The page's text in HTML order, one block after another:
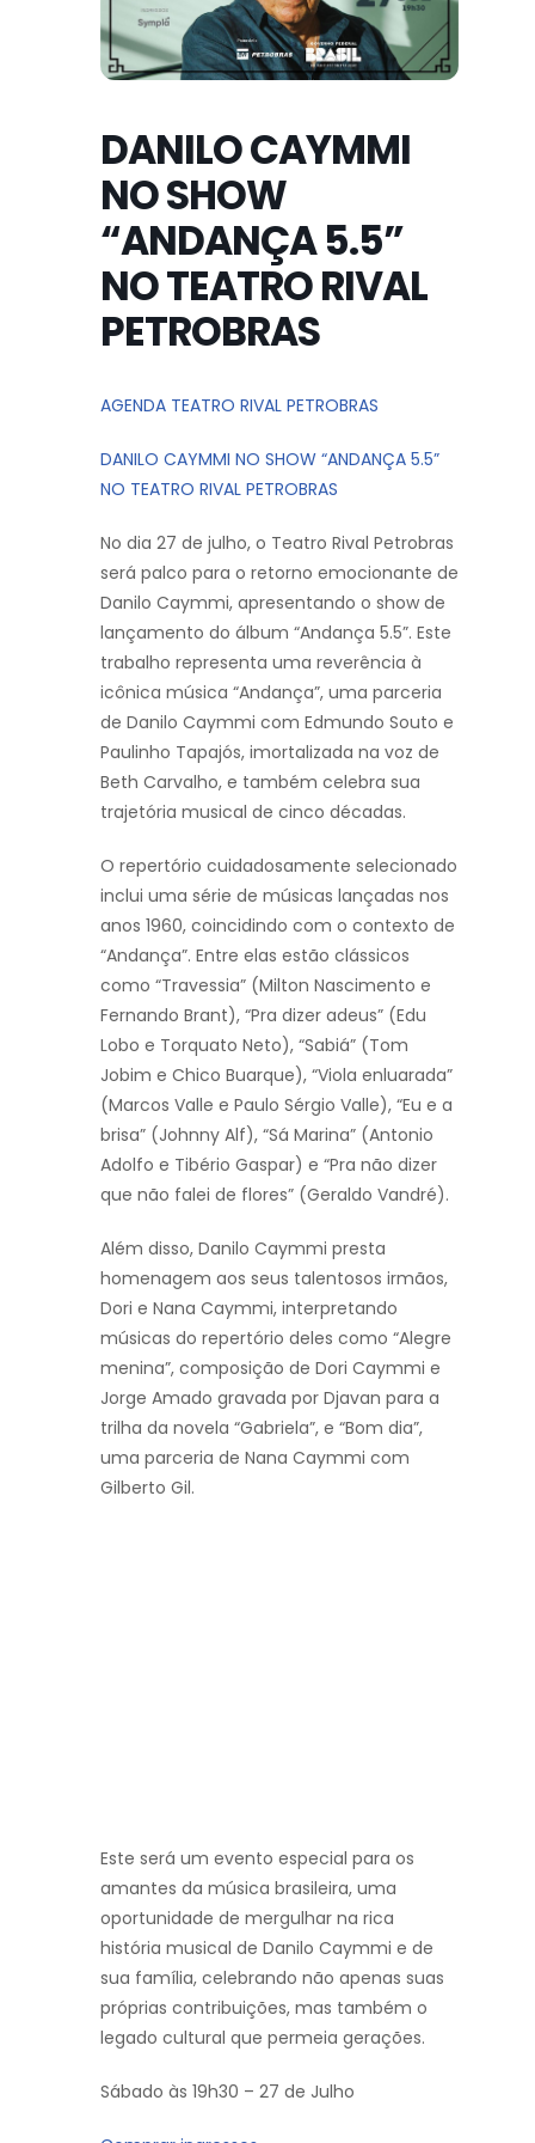
DANILO CAYMMI
NO SHOW
“ANDANÇA 5.5”
NO TEATRO RIVAL
PETROBRAS
AGENDA TEATRO RIVAL PETROBRAS
DANILO CAYMMI NO SHOW “ANDANÇA 5.5”
NO TEATRO RIVAL PETROBRAS
No dia 27 de julho, o Teatro Rival Petrobras
será palco para o retorno emocionante de
Danilo Caymmi, apresentando o show de
lançamento do álbum “Andança 5.5”. Este
trabalho representa uma reverência à
icônica música “Andança”, uma parceria
de Danilo Caymmi com Edmundo Souto e
Paulinho Tapajós, imortalizada na voz de
Beth Carvalho, e também celebra sua
trajetória musical de cinco décadas.
O repertório cuidadosamente selecionado
inclui uma série de músicas lançadas nos
anos 1960, coincidindo com o contexto de
“Andança”. Entre elas estão clássicos
como “Travessia” (Milton Nascimento e
Fernando Brant), “Pra dizer adeus” (Edu
Lobo e Torquato Neto), “Sabiá” (Tom
Jobim e Chico Buarque), “Viola enluarada”
(Marcos Valle e Paulo Sérgio Valle), “Eu e a
brisa” (Johnny Alf), “Sá Marina” (Antonio
Adolfo e Tibério Gaspar) e “Pra não dizer
que não falei de flores” (Geraldo Vandré).
Além disso, Danilo Caymmi presta
homenagem aos seus talentosos irmãos,
Dori e Nana Caymmi, interpretando
músicas do repertório deles como “Alegre
menina”, composição de Dori Caymmi e
Jorge Amado gravada por Djavan para a
trilha da novela “Gabriela”, e “Bom dia”,
uma parceria de Nana Caymmi com
Gilberto Gil.
Este será um evento especial para os
amantes da música brasileira, uma
oportunidade de mergulhar na rica
história musical de Danilo Caymmi e de
sua família, celebrando não apenas suas
próprias contribuições, mas também o
legado cultural que permeia gerações.
Sábado às 19h30 – 27 de Julho